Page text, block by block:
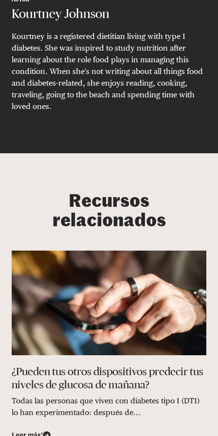
Kourtney Johnson
Kourtney is a registered dietitian living with type 1
diabetes. She was inspired to study nutrition after
learning about the role food plays in managing this
condition. When she's not writing about all things food
and diabetes-related, she enjoys reading, cooking,
traveling, going to the beach and spending time with
loved ones.
Recursos
relacionados
¿Pueden tus otros dispositivos predecir tus
niveles de glucosa de mañana?
Todas las personas que viven con diabetes tipo 1 (DT1)
lo han experimentado: después de...